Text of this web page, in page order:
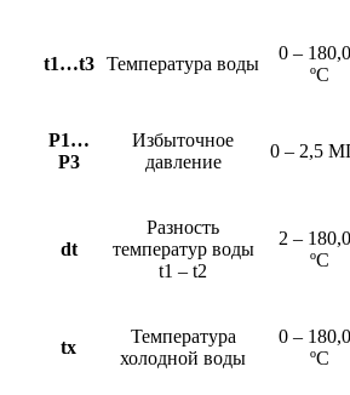
t1…t3 Температура воды
0 –
ºC
Р1…
Р3
Избыточное
давление
0 – 2,5
dt
Разность
температур воды
t1 – t2
2 –
ºC
tх
Температура
холодной воды
0 –
ºC